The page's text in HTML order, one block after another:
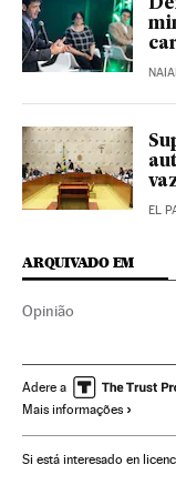
EL
ARQUIVADO EM
Opinião
Adere a
Mais informações
Si está interesado en